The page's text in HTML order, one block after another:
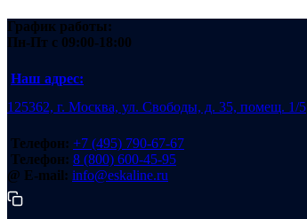
График работы:
Пн-Пт с 09:00-18:00
Наш адрес:
125362, г. Москва, ул. Свободы, д. 35, помещ. 1/5
Телефон: +7 (495) 790-67-67
Телефон: 8 (800) 600-45-95
@ E-mail: info@eskaline.ru